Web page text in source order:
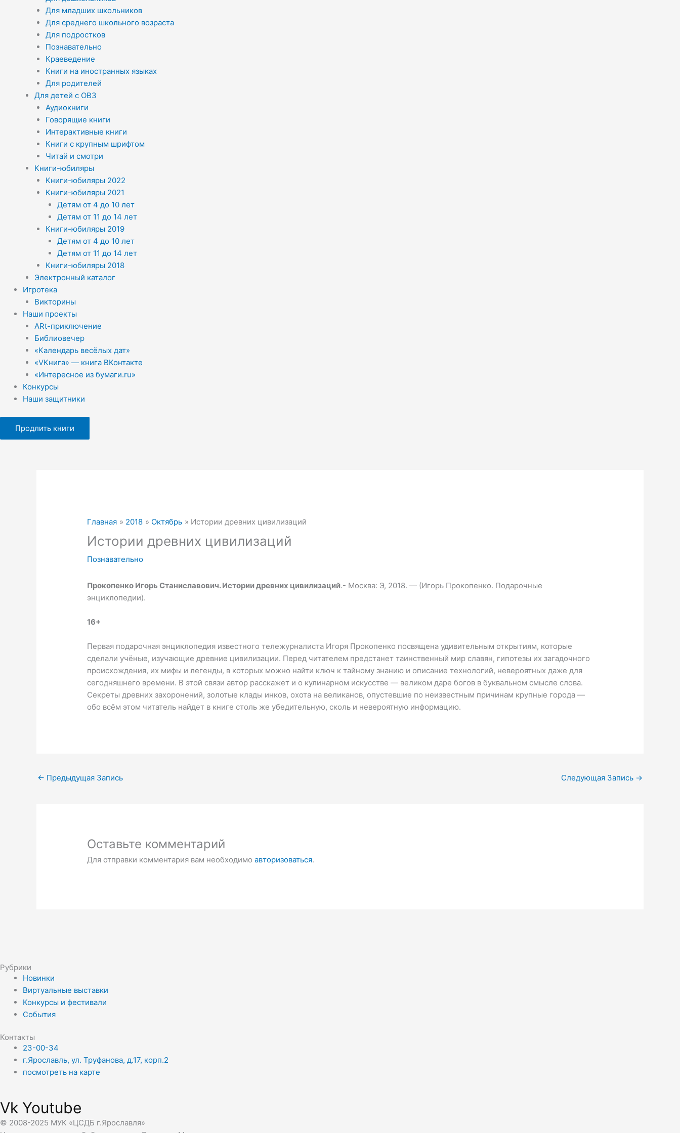
Для младших школьников
Для среднего школьного возраста
Для подростков
Познавательно
Краеведение
Книги на иностранных языках
Для родителей
Для детей с ОВЗ
Аудиокниги
Говорящие книги
Интерактивные книги
Книги с крупным шрифтом
Читай и смотри
Книги-юбиляры
Книги-юбиляры 2022
Книги-юбиляры 2021
Детям от 4 до 10 лет
Детям от 11 до 14 лет
Книги-юбиляры 2019
Детям от 4 до 10 лет
Детям от 11 до 14 лет
Книги-юбиляры 2018
Электронный каталог
Игротека
Викторины
Наши проекты
ARt-приключение
Библиовечер
«Календарь весёлых дат»
«VКнига» — книга ВКонтакте
«Интересное из бумаги.ru»
Конкурсы
Наши защитники
Продлить книги
Главная 2018 Октябрь Истории древних цивилизаций
Истории древних цивилизаций
Познавательно
Прокопенко Игорь Станиславович. Истории древних цивилизаций.- Москва: Э, 2018. — (Игорь Прокопенко. Подарочные
энциклопедии).
16+
Первая подарочная энциклопедия известного тележурналиста Игоря Прокопенко посвящена удивительным открытиям, которые
сделали учёные, изучающие древние цивилизации. Перед читателем предстанет таинственный мир славян, гипотезы их загадочного
происхождения, их мифы и легенды, в которых можно найти ключ к тайному знанию и описание технологий, невероятных даже для
сегодняшнего времени. В этой связи автор расскажет и о кулинарном искусстве — великом даре богов в буквальном смысле слова.
Секреты древних захоронений, золотые клады инков, охота на великанов, опустевшие по неизвестным причинам крупные города —
обо всём этом читатель найдет в книге столь же убедительную, сколь и невероятную информацию.
← Предыдущая Запись Следующая Запись →
Оставьте комментарий
Для отправки комментария вам необходимоавторизоваться.
Рубрики
Новинки
Виртуальные выставки
Конкурсы и фестивали
События
Контакты
23-00-34
г.Ярославль, ул. Труфанова, д.17, корп.2
посмотреть на карте
Vk Youtube
© 2008-2025 МУК «ЦСДБ г.Ярославля»